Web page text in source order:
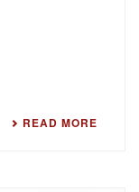
READ MORE